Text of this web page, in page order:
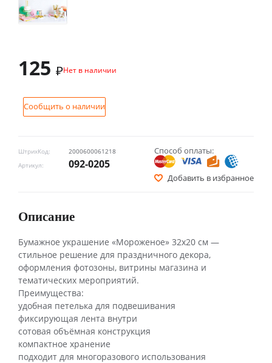
ШтрихКод:
2000600061218
Артикул:
092-0205
Способ оплаты:
Добавить в избранное
125 ₽Нет в наличии
Сообщить о наличии
Описание
Бумажное украшение «Мороженое» 32х20 см —
стильное решение для праздничного декора,
оформления фотозоны, витрины магазина и
тематических мероприятий.
Преимущества:
удобная петелька для подвешивания
фиксирующая лента внутри
сотовая объёмная конструкция
компактное хранение
подходит для многоразового использования